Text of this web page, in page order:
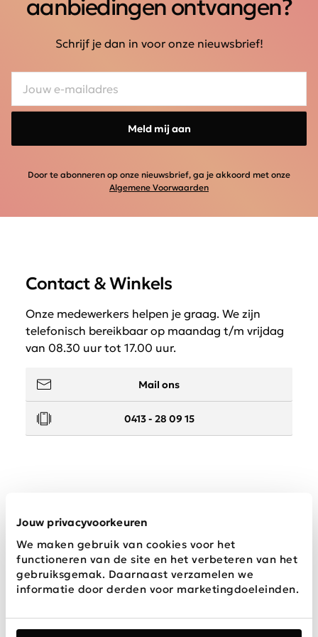
Jouw privacyvoorkeuren
We maken gebruik van cookies voor het
functioneren van de site en het verbeteren van het
gebruiksgemak. Daarnaast verzamelen we
informatie door derden voor marketingdoeleinden.
aanbiedingen ontvangen?
Schrijf je dan in voor onze nieuwsbrief!
Meld mij aan
Door te abonneren op onze nieuwsbrief, ga je akkoord met onze
Algemene Voorwaarden
Contact & Winkels
Onze medewerkers helpen je graag. We zijn
telefonisch bereikbaar op maandag t/m vrijdag
van 08.30 uur tot 17.00 uur.
Mail ons
0413 - 28 09 15
Wij zijn Schijvens mode